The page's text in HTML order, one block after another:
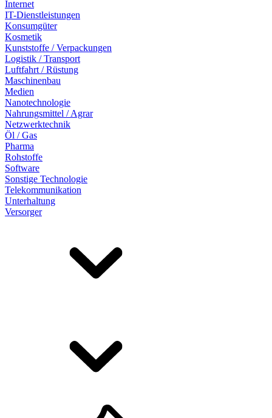
Internet
IT-Dienstleistungen
Konsumgüter
Kosmetik
Kunststoffe / Verpackungen
Logistik / Transport
Luftfahrt / Rüstung
Maschinenbau
Medien
Nanotechnologie
Nahrungsmittel / Agrar
Netzwerktechnik
Öl / Gas
Pharma
Rohstoffe
Software
Sonstige Technologie
Telekommunikation
Unterhaltung
Versorger